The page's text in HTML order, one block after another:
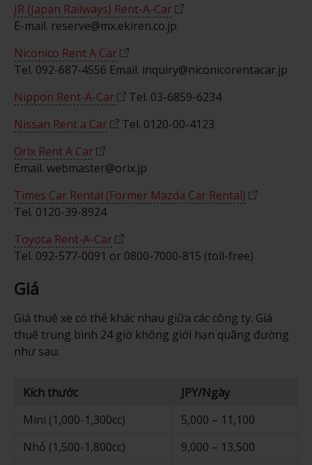
JR (Japan Railways) Rent-A-Car
E-mail. reserve@mx.ekiren.co.jp
Niconico Rent A Car
Tel. 092-687-4556 Email. inquiry@niconicorentacar.jp
Nippon Rent-A-Car
Tel. 03-6859-6234
Nissan Rent a Car
Tel. 0120-00-4123
Orix Rent A Car
Email. webmaster@orix.jp
Times Car Rental (Former Mazda Car Rental)
Tel. 0120-39-8924
Toyota Rent-A-Car
Tel. 092-577-0091 or 0800-7000-815 (toll-free)
Giá
Giá thuê xe có thể khác nhau giữa các công ty. Giá
thuê trung bình 24 giờ không giới hạn quãng đường
như sau:
Kích thước
JPY/Ngày
Mini (1,000-1,300cc)
5,000 – 11,100
Nhỏ (1,500-1,800cc)
9,000 – 13,500